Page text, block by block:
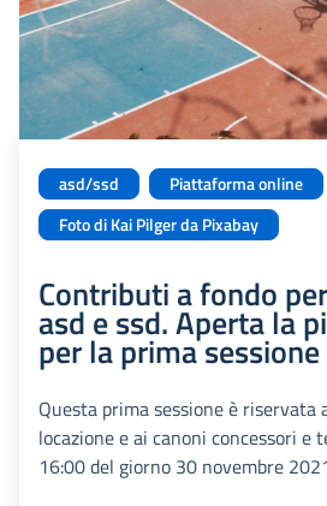
asd/ssd
Piattaforma online
Foto di Kai Pilger da Pixabay
Contributi a fondo
asd e ssd. Aperta la
per la prima sessione
Questa prima sessione è riservata
locazione e ai canoni concessori e
16:00 del giorno 30 novembre